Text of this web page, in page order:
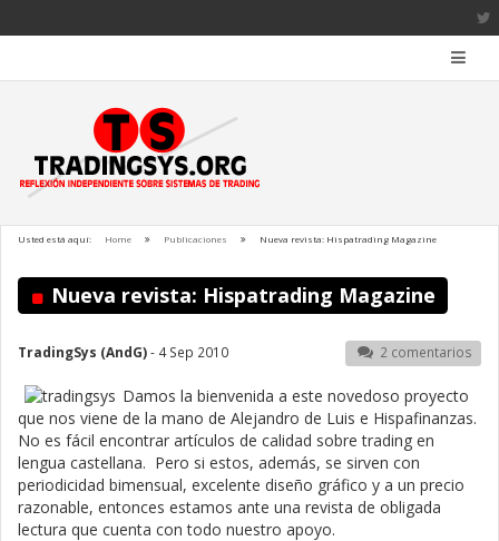
Usted está aquí: Home Publicaciones Nueva revista: Hispatrading Magazine
Nueva revista: Hispatrading Magazine
TradingSys (AndG)- 4 Sep 2010 2 comentarios
Damos la bienvenida a este novedoso proyecto
que nos viene de la mano de Alejandro de Luis e Hispafinanzas.
No es fácil encontrar artículos de calidad sobre trading en
lengua castellana. Pero si estos, además, se sirven con
periodicidad bimensual, excelente diseño gráfico y a un precio
razonable, entonces estamos ante una revista de obligada
lectura que cuenta con todo nuestro apoyo.